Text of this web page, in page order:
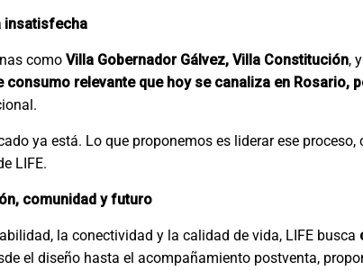
insatisfecha
como Villa Gobernador Gálvez, Villa Constitución,
consumo relevante que hoy se canaliza en Rosario,
ya está. Lo que proponemos es liderar ese
LIFE.
comunidad y futuro
la conectividad y la calidad de vida, LIFE busca
el diseño hasta el acompañamiento postventa,